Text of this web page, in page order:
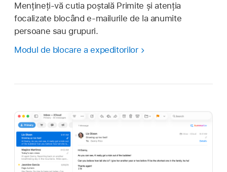
Mențineți-vă cutia poștală Primite și atenția
focalizate blocând e-mailurile de la anumite
persoane sau grupuri.
Modul de blocare a expeditorilor